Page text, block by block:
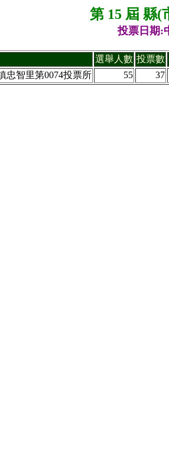
第 15 屆 縣(
投票日期:
選舉人數 投票數
忠智里第0074投票所
55 37